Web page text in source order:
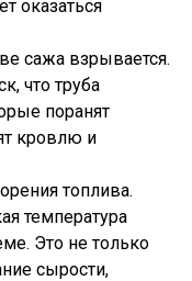
оказаться
сажа взрывается.
что труба
поранят
кровлю и
топлива.
температура
Это не только
сырости,